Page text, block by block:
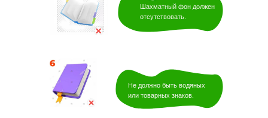
Шахматный фон должен
отсутствовать.
Не должно быть водяных
или товарных знаков.